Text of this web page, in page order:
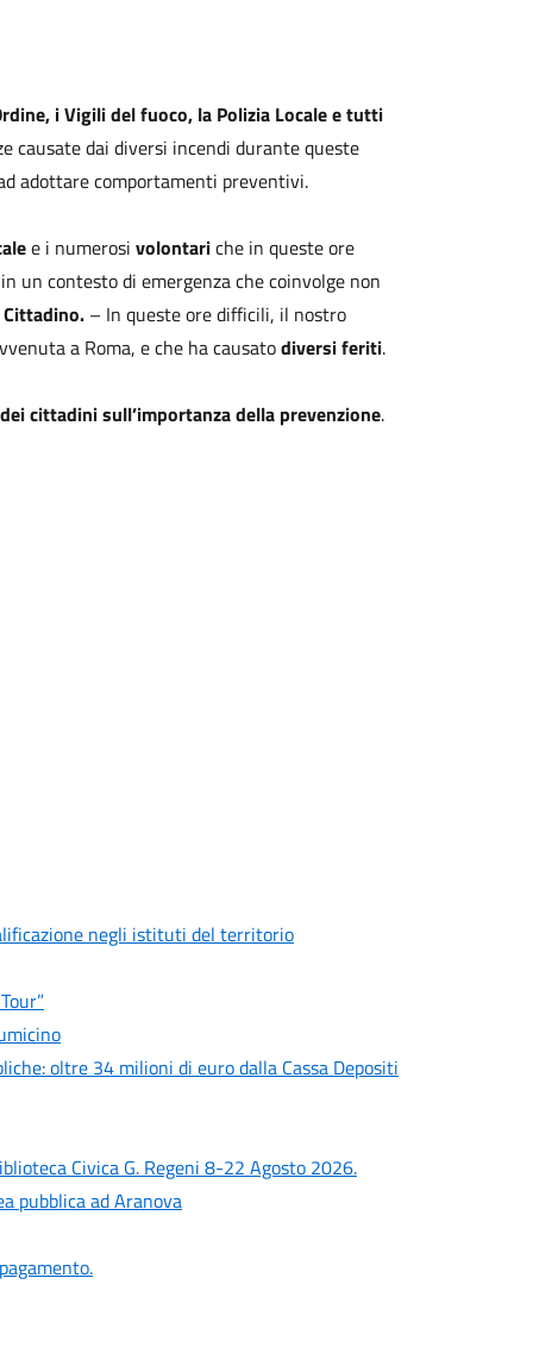
i Vigili del fuoco, la Polizia Locale e tutti
causate dai diversi incendi durante queste
adottare comportamenti preventivi.
e i numerosi volontariche in queste ore
un contesto di emergenza che coinvolge non
– In queste ore difficili, il nostro
a Roma, e che ha causatodiversi feriti.
cittadini sull’importanza della prevenzione.
negli istituti del territorio
oltre 34 milioni di euro dalla Cassa Depositi
Civica G. Regeni 8-22 Agosto 2026.
pubblica ad Aranova